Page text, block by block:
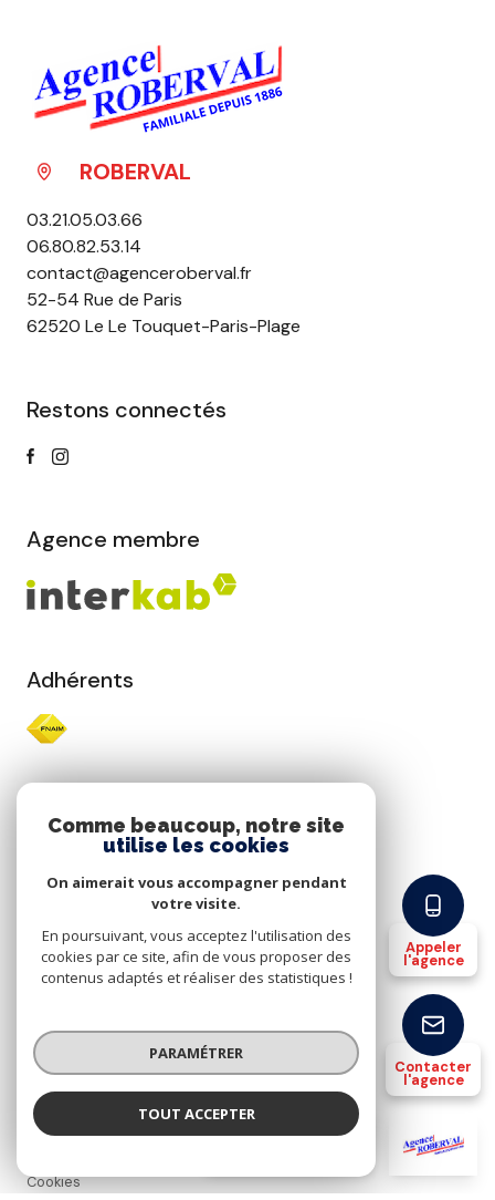
AGENCE ROBERVAL
Appeler
l'agence
Contacter
l'agence
ROBERVAL
03.21.05.03.66
06.80.82.53.14
contact@agenceroberval.fr
52-54 Rue de Paris
62520 Le Le Touquet-Paris-Plage
Restons connectés
Agence membre
Adhérents
Nos partenaires
Plan du site
Admin
Politique RGPD
Cookies
Comme beaucoup, notre site
utilise les cookies
On aimerait vous accompagner pendant
votre visite.
En poursuivant, vous acceptez l'utilisation des
cookies par ce site, afin de vous proposer des
contenus adaptés et réaliser des statistiques !
PARAMÉTRER
TOUT ACCEPTER